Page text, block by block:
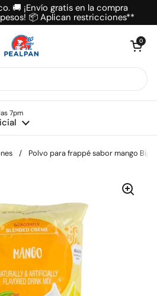
🚚 ¡Envío gratis en la compra
📦 Aplican restricciones**
Abrir carrito
0
7pm
/ Polvo para frappé sabor mango Big